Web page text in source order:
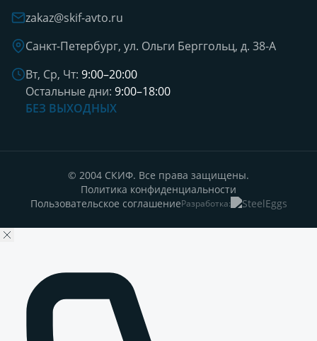
zakaz@skif-avto.ru
Санкт-Петербург, ул. Ольги Берггольц, д. 38-А
Вт, Ср, Чт: 9:00–20:00
Остальные дни: 9:00–18:00
БЕЗ ВЫХОДНЫХ
© 2004 СКИФ. Все права защищены.
Политика конфиденциальности
Пользовательское соглашениеРазработка: